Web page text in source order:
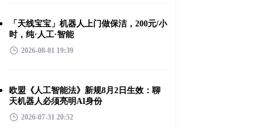
「天线宝宝」机器人上门做保洁，200元/小
时，纯·人工·智能
2026-08-01 19:39
欧盟《人工智能法》新规8月2日生效：聊
天机器人必须亮明AI身份
2026-07-31 20:52